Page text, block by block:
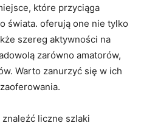
które przyciąga
świata. ⁣oferują one nie tylko
szereg aktywności na
zarówno amatorów,
Warto ​zanurzyć ‌się​ w‌ ich
liczne szlaki